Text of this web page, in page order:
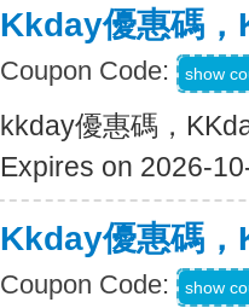
Kkday優惠碼
Coupon Code: show
kkday優惠碼，
Expires on 2026-
Kkday優惠碼
Coupon Code: show